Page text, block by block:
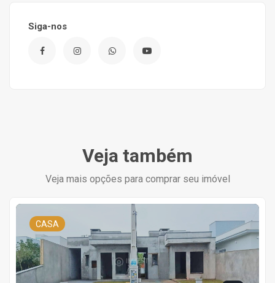
Siga-nos
Veja também
Veja mais opções para comprar seu imóvel
CASA